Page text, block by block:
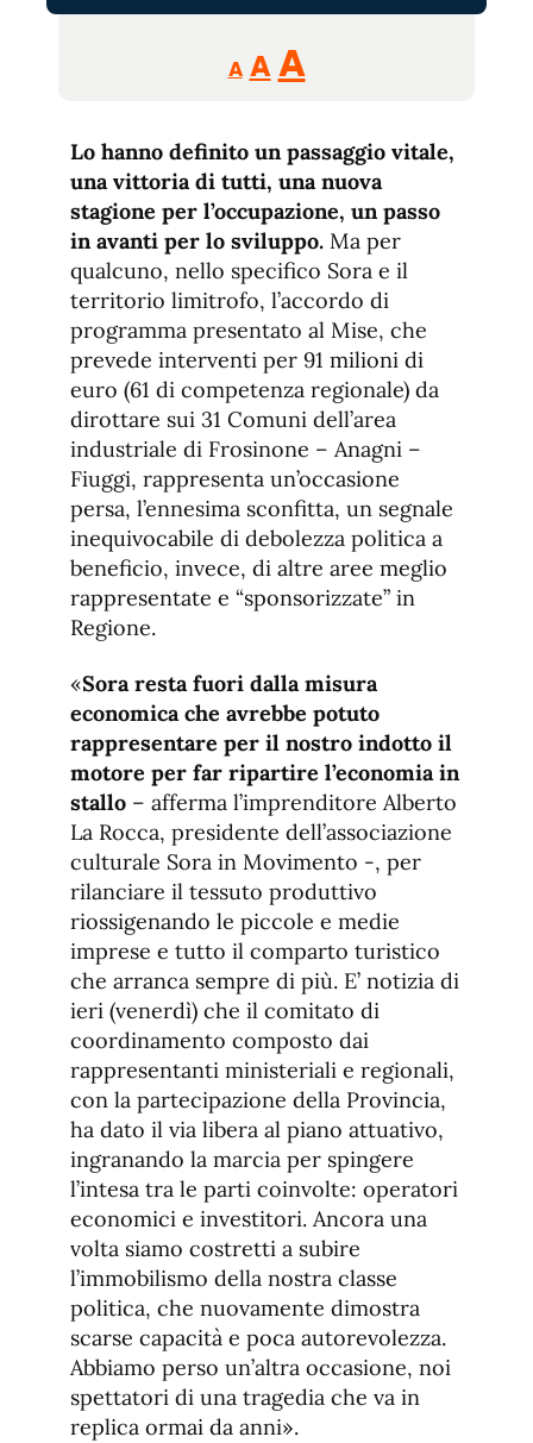
A
Reducir
tamaño
A Restablecer
fuente
AAumentar
de
fuente.
Lo hanno definito un passaggio vitale,
una vittoria di tutti, una nuova
stagione per l’occupazione, un passo
in avanti per lo sviluppo. Ma per
qualcuno, nello specifico Sora e il
territorio limitrofo, l’accordo di
programma presentato al Mise, che
prevede interventi per 91 milioni di
euro (61 di competenza regionale) da
dirottare sui 31 Comuni dell’area
industriale di Frosinone – Anagni –
Fiuggi, rappresenta un’occasione
persa, l’ennesima sconfitta, un segnale
inequivocabile di debolezza politica a
beneficio, invece, di altre aree meglio
rappresentate e “sponsorizzate” in
Regione.
«Sora resta fuori dalla misura
economica che avrebbe potuto
rappresentare per il nostro indotto il
motore per far ripartire l’economia in
stallo – afferma l’imprenditore Alberto
La Rocca, presidente dell’associazione
culturale Sora in Movimento -, per
rilanciare il tessuto produttivo
riossigenando le piccole e medie
imprese e tutto il comparto turistico
che arranca sempre di più. E’ notizia di
ieri (venerdì) che il comitato di
coordinamento composto dai
rappresentanti ministeriali e regionali,
con la partecipazione della Provincia,
ha dato il via libera al piano attuativo,
ingranando la marcia per spingere
l’intesa tra le parti coinvolte: operatori
economici e investitori. Ancora una
volta siamo costretti a subire
l’immobilismo della nostra classe
politica, che nuovamente dimostra
scarse capacità e poca autorevolezza.
Abbiamo perso un’altra occasione, noi
spettatori di una tragedia che va in
replica ormai da anni».